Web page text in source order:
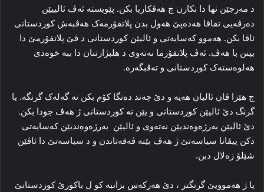
د مه‌رجێن نها دا‌ نکارن چ هه‌ڤکاریا بکن. پێویسته‌ ئه‌ڤ ئالییێن
ده‌رڤه‌یی تفاقا ھەدەپێ هه‌ول بدن پلاتفۆرمه‌ک هه‌ڤبه‌ش کوردستانی
ئاڤا بکن. هه‌موو که‌سایه‌تی و ئالیێن کوردستانی د ڤێ پلاتفۆرمێ دا‌
بینن با هه‌ڤ. ئه‌ڤ پلاتفۆرما نه‌ته‌وی د هلبژارتنان دا‌ ببه‌ خوه‌دی
هه‌لوه‌سته‌ک کوردستانی و ته‌ڤبگه‌ره‌.
چ هێزا ڤان ئالیان هه‌یه‌ و دێ چه‌ند ده‌نگا کۆم بکن نه‌ گه‌له‌ک گرنگه‌. یا
گرنگ دێ ئالیێن کوردستانی و یێن نه‌ کوردستانی ژ هه‌ڤ جودا بکن.
دێ ئالیێن به‌رژه‌وه‌ندیێن نه‌ته‌وی و ئالیێن به‌رژه‌وه‌ندیێن که‌سایه‌تی
دکن پیڤانا سیاسه‌تێ ژ هه‌ڤ بێنه‌ ڤه‌قه‌تاندن و د سیاسه‌تێ دا‌ ئاڤێن
شێلۆ زه‌لا‌ل دبن‌.
یا ژ هه‌موویێ گرنگتر ، دێ هه‌رکه‌س بزانبه‌ کو ل باکورێ کوردستانێ